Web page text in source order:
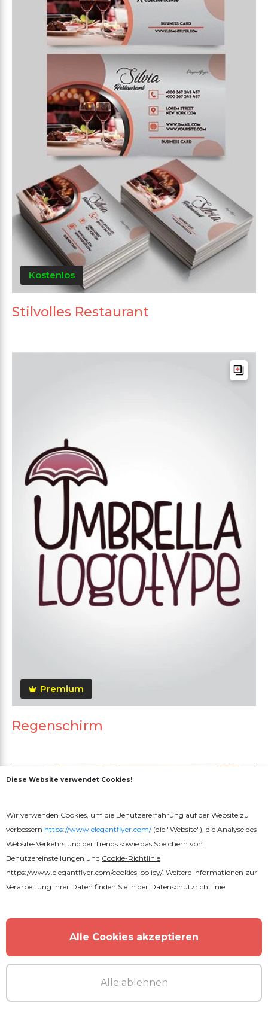
Kostenlos
Stilvolles Restaurant
Premium
Regenschirm
Diese Website verwendet Cookies!
Wir verwenden Cookies, um die Benutzererfahrung auf der Website zu
verbessern https://www.elegantflyer.com/(die "Website"), die Analyse des
Website-Verkehrs und der Trends sowie das Speichern von
Benutzereinstellungen und Cookie-Richtlinie
https://www.elegantflyer.com/cookies-policy/. Weitere Informationen zur
Verarbeitung Ihrer Daten finden Sie in der Datenschutzrichtlinie
Alle Cookies akzeptieren
Alle ablehnen